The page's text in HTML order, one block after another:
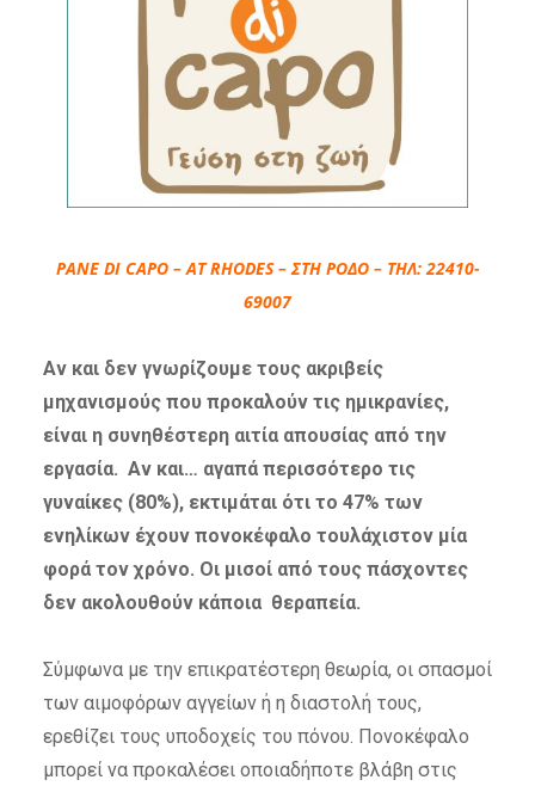
PANE DI CAPO – AT RHODES – ΣΤΗ ΡΟΔΟ – ΤΗΛ: 22410-
69007
Αν και δεν γνωρίζουμε τους ακριβείς
μηχανισμούς που προκαλούν τις ημικρανίες,
είναι η συνηθέστερη αιτία απουσίας από την
εργασία. Αν και… αγαπά περισσότερο τις
γυναίκες (80%), εκτιμάται ότι το 47% των
ενηλίκων έχουν πονοκέφαλο τουλάχιστον μία
φορά τον χρόνο. Οι μισοί από τους πάσχοντες
δεν ακολουθούν κάποια θεραπεία.
Σύμφωνα με την επικρατέστερη θεωρία, οι σπασμοί
των αιμοφόρων αγγείων ή η διαστολή τους,
ερεθίζει τους υποδοχείς του πόνου. Πονοκέφαλο
μπορεί να προκαλέσει οποιαδήποτε βλάβη στις